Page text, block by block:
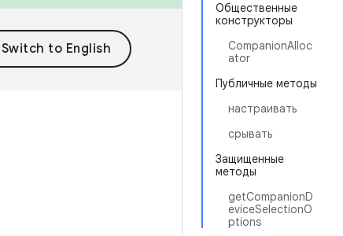
Общественные
конструкторы
CompanionAlloc
ator
Публичные методы
настраивать
срывать
Защищенные
методы
getCompanionD
eviceSelectionO
ptions